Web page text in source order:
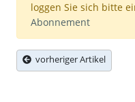
loggen Sie sich bitte
Abonnement
vorheriger Artikel